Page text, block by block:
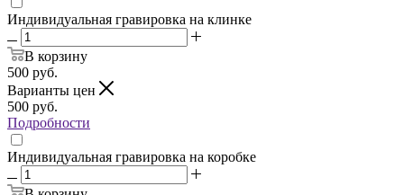
Индивидуальная гравировка на клинке
В корзину
500 руб.
Варианты цен
500 руб.
Подробности
Индивидуальная гравировка на коробке